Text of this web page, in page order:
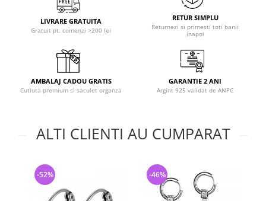
LIVRARE GRATUITA
Gratuit pt. comenzi >200 lei
RETUR SIMPLU
Returnezi si primesti toti banii
inapoi
AMBALAJ CADOU GRATIS
Cutiuta premium si saculet organza
GARANTIE 2 ANI
Argint 925 validat de ANPC
ALTI CLIENTI AU CUMPARAT
-52% -46%